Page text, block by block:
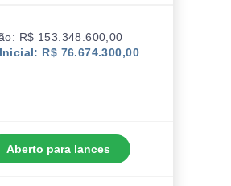
R$ 153.348.600,00
R$ 76.674.300,00
Aberto para lances